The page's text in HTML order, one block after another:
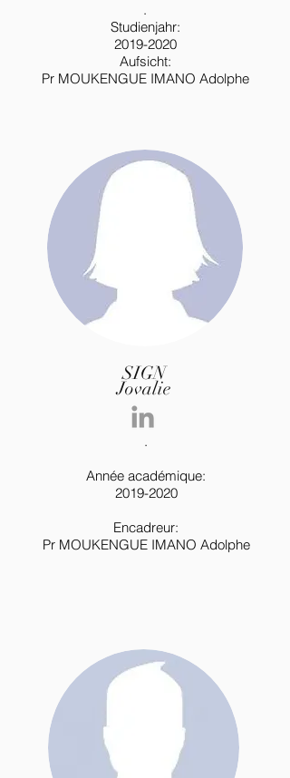
.
Studienjahr:
2019-2020
Aufsicht:
Pr MOUKENGUE IMANO Adolphe
SIGN
Jovalie
.
Année académique:
2019-2020
Encadreur:
Pr MOUKENGUE IMANO Adolphe